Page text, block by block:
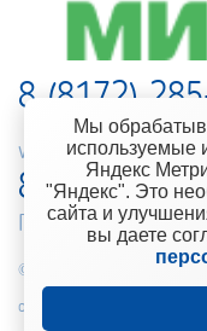
8 (8172)
web-
8 900 501-
Горячая линия
© 2010-2021 Компания
отделочных материалов
Мы
используемые
Яндекс
"Яндекс". Это
сайта и
вы даете